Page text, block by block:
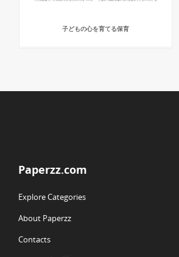
子どもの心を育てる保育
Paperzz.com
Explore Categories
About Paperzz
Contacts